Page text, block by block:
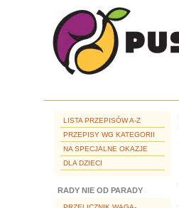
LISTA PRZEPISÓW A-Z
PRZEPISY WG KATEGORII
NA SPECJALNE OKAZJE
DLA DZIECI
RADY NIE OD PARADY